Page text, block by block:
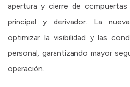
apertura y cierre de compuertas
principal y derivador. La
optimizar la visibilidad y las
personal, garantizando mayor
operación.